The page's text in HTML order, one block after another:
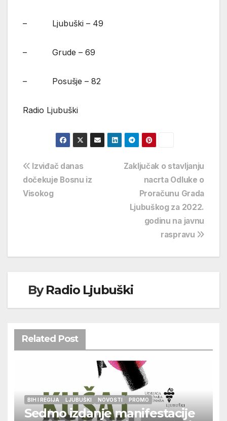
– Ljubuški – 49
– Grude – 69
– Posušje – 82
Radio Ljubuški
Navigacija
objava
Zaključak o stavljanju
nacrta Odluke o
Proračunu Grada
Ljubuškog za 2022.
godinu na javnu
raspravu
Izviđač danas
dočekuje Bosnu iz
Visokog
ByRadio Ljubuški
Related Post
BIH I REGIJA LJUBUŠKI NOVOSTI PROMO
Sedmo izdanje manifestacije